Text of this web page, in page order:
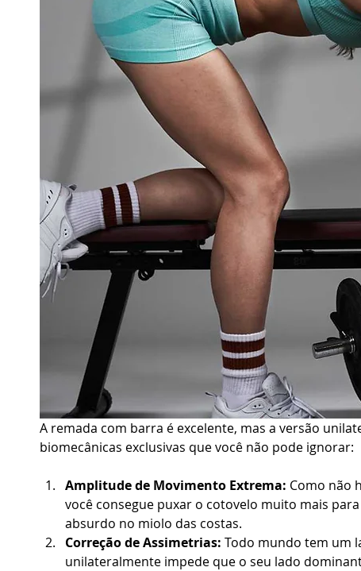
A remada com barra é excelente, mas a versão
biomecânicas exclusivas que você não pode ignorar:
Amplitude de Movimento Extrema: Como não
você consegue puxar o cotovelo muito mais
absurdo no miolo das costas.
Correção de Assimetrias: Todo mundo tem um
unilateralmente impede que o seu lado